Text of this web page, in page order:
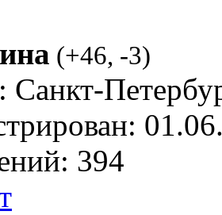
(+46, -3)
Санкт-
394